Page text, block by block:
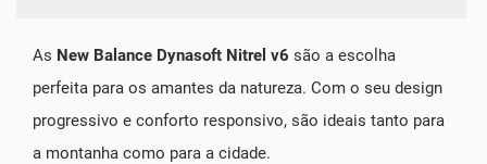
As New Balance Dynasoft Nitrel v6 são a escolha
perfeita para os amantes da natureza. Com o seu design
progressivo e conforto responsivo, são ideais tanto para
a montanha como para a cidade.